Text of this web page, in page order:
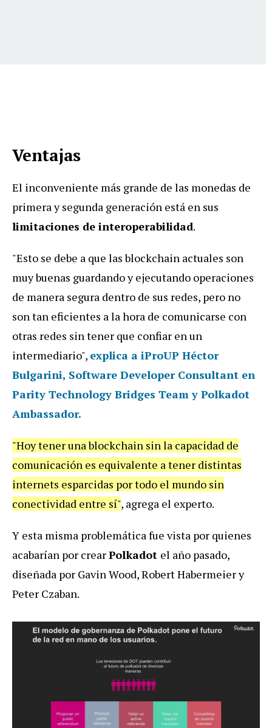
Ventajas
El inconveniente más grande de las monedas de
primera y segunda generación está en sus
limitaciones de interoperabilidad.
"Esto se debe a que las blockchain actuales son
muy buenas guardando y ejecutando operaciones
de manera segura dentro de sus redes, pero no
son tan eficientes a la hora de comunicarse con
otras redes sin tener que confiar en un
intermediario", explica a iProUP Héctor
Bulgarini, Software Developer Consultant en
Parity Technology Bridges Team y Polkadot
Ambassador.
"Hoy tener una blockchain sin la capacidad de
comunicación es equivalente a tener distintas
internets esparcidas por todo el mundo sin
conectividad entre sí", agrega el experto.
Y esta misma problemática fue vista por quienes
acabarían por crearPolkadot el año pasado,
diseñada por Gavin Wood, Robert Habermeier y
Peter Czaban.